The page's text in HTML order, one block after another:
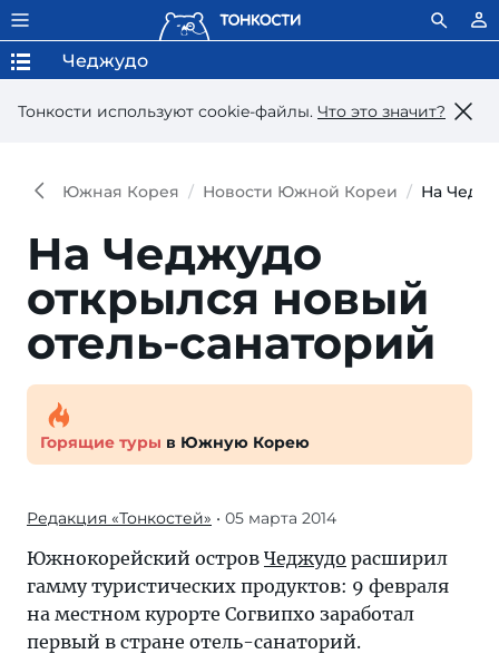
Тонкости используют сookie-файлы. Что это значит?
Чеджудо
Южная Корея Новости Южной Кореи На
На Чеджудо
открылся новый
отель-санаторий
Горящие туры в Южную Корею
Редакция «Тонкостей» • 05 марта 2014
Южнокорейский остров Чеджудо расширил
гамму туристических продуктов: 9 февраля
на местном курорте Согвипхо заработал
первый в стране отель-санаторий.